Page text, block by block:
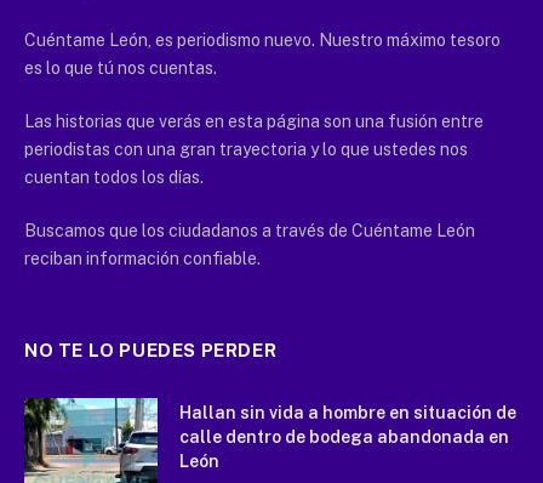
Cuéntame León, es periodismo nuevo. Nuestro máximo tesoro
es lo que tú nos cuentas.
Las historias que verás en esta página son una fusión entre
periodistas con una gran trayectoria y lo que ustedes nos
cuentan todos los días.
Buscamos que los ciudadanos a través de Cuéntame León
reciban información confiable.
NO TE LO PUEDES PERDER
Hallan sin vida a hombre en situación de
calle dentro de bodega abandonada en
León